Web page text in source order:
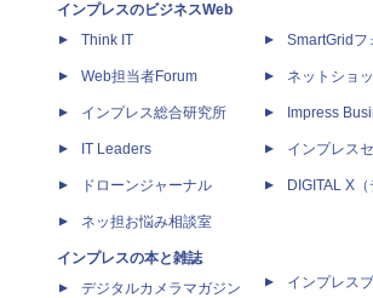
インプレスのビジネスWeb
Think IT
Web担当者Forum
インプレス総合研究所
IT Leaders
ドローンジャーナル
ネッ担お悩み相談室
インプレスの本と雑誌
デジタルカメラマガジン
SmartGridフ
ネットショ
Impress
インプレス
DIGITAL X（
インプレス